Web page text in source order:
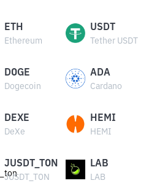
ETH
Ethereum
USDT
Tether USDT
DOGE
Dogecoin
ADA
Cardano
DEXE
DeXe
HEMI
HEMI
JUSDT_TON
JUSDT_TON
LAB
LAB